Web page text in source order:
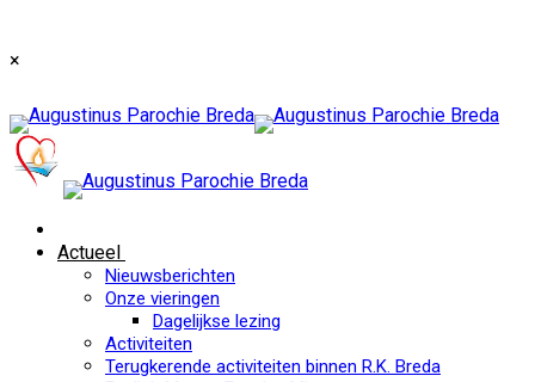
×
Actueel
Nieuwsberichten
Onze vieringen
Dagelijkse lezing
Activiteiten
Terugkerende activiteiten binnen R.K. Breda